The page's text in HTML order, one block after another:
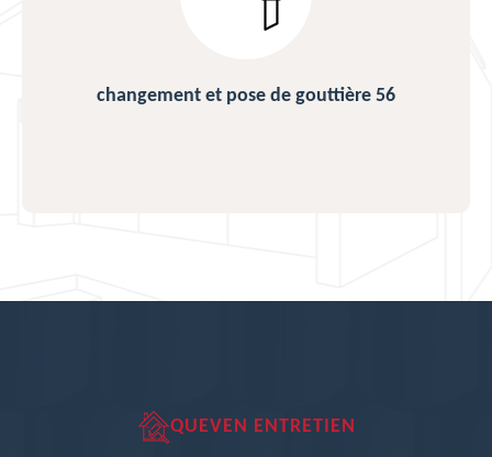
changement et pose de gouttière 56
QUEVEN ENTRETIEN